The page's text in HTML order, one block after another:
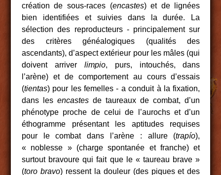
création de sous-races (encastes) et de lignées
bien identifiées et suivies dans la durée. La
sélection des reproducteurs ‑ principalement sur
des critères généalogiques (qualités des
ascendants), d’aspect extérieur pour les mâles (qui
doivent arriver limpio, purs, intouchés, dans
l’arène) et de comportement au cours d’essais
(tientas) pour les femelles ‑ a conduit à la fixation,
dans lesencastes de taureaux de combat, d’un
phénotype proche de celui de l’aurochs et d’un
éthogramme présentant les aptitudes requises
pour le combat dans l’arène : allure (trapío),
« noblesse » (charge spontanée et franche) et
surtout bravoure qui fait que le « taureau brave »
(toro bravo) ressent la douleur (des piques et des